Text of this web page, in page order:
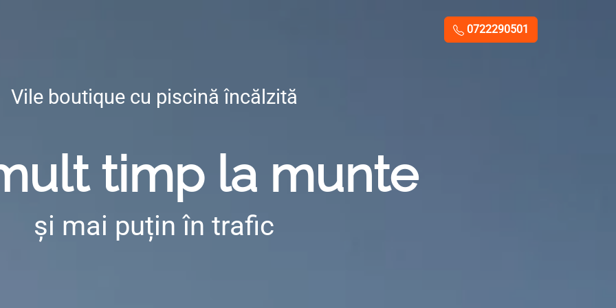
0722290501
Vile boutique cu piscină încălzită
timp la munte
și mai puțin în trafic